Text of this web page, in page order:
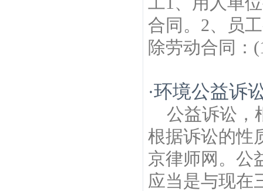
合同。2、员
除劳动合同：
·环境公益诉
公益诉讼
根据诉讼的性
京律师网。公
应当是与现在